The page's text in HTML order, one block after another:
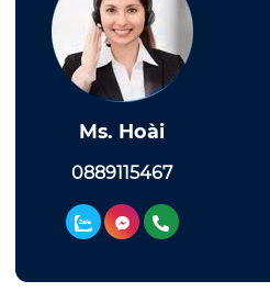
Ms. Hoài
0889115467